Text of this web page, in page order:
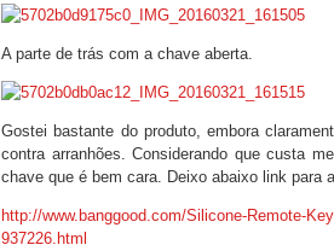
A parte de trás com a chave aberta.
Gostei bastante do produto, embora
contra arranhões. Considerando que custa
chave que é bem cara. Deixo abaixo link para
http://www.banggood.com/Silicone-Remote-
937226.html